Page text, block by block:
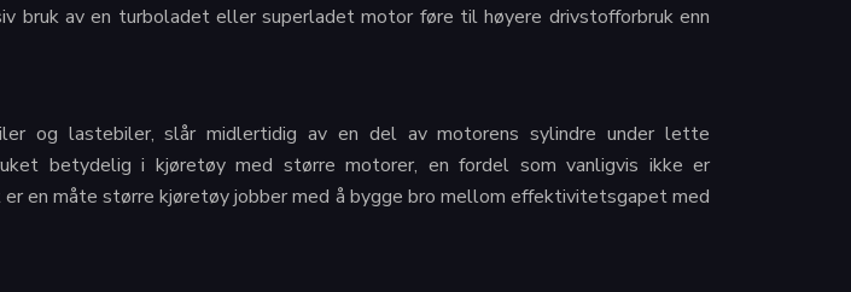
bruk av en turboladet eller superladet motor føre til høyere drivstofforbruk enn
og lastebiler, slår midlertidig av en del av motorens sylindre under lette
betydelig i kjøretøy med større motorer, en fordel som vanligvis ikke er
en måte større kjøretøy jobber med å bygge bro mellom effektivitetsgapet med